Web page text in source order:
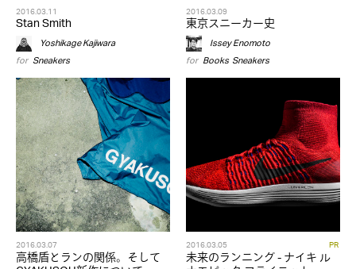
2016.03.11
Stan Smith
Yoshikage Kajiwara
for Sneakers
2016.03.09
東京スニーカー史
Issey Enomoto
for Books,Sneakers
2016.03.07
高橋盾とランの関係。そして
2016.03.05 PR
未来のランニング - ナイキ ル